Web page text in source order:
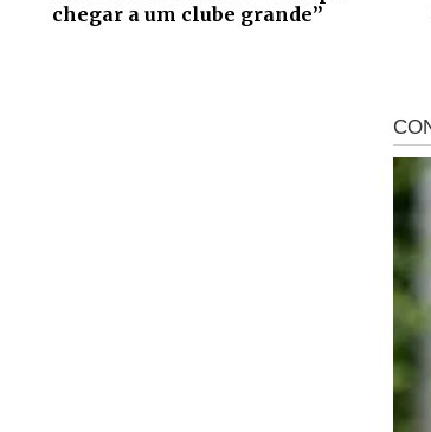
chegar a um clube grande”